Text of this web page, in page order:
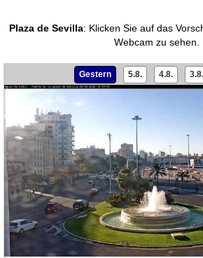
Plaza de Sevilla: Klicken Sie auf das
Webcam zu sehen.
Gestern 5.8. 4.8. 3.8.